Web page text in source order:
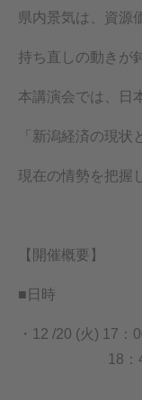
県内景気は、資源
持ち直しの動きが
本講演会では、日
「新潟経済の現状
現在の情勢を把握
【開催概要】
■日時
・12 /20 (火) 17
18：40 ～